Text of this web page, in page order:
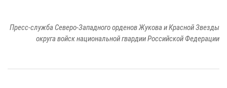
Пресс-служба Северо-Западного орденов Жукова и Красной Звезды
округа войск национальной гвардии Российской Федерации